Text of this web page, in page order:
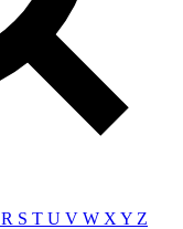
R S T U V W X Y Z